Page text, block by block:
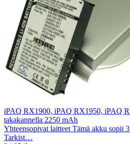
iPAQ RX1900, iPAQ RX1950, iPAQ
takakannella 2250 mAh
Yhteensopivat laitteet Tämä akku sopii
Tarkist…